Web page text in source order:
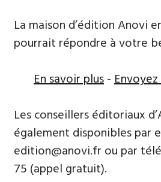
La maison d’édition Anovi
pourrait répondre à votre
En savoir plus-
Les conseillers éditoriaux
également disponibles par
edition@anovi.fr ou par
75 (appel gratuit).